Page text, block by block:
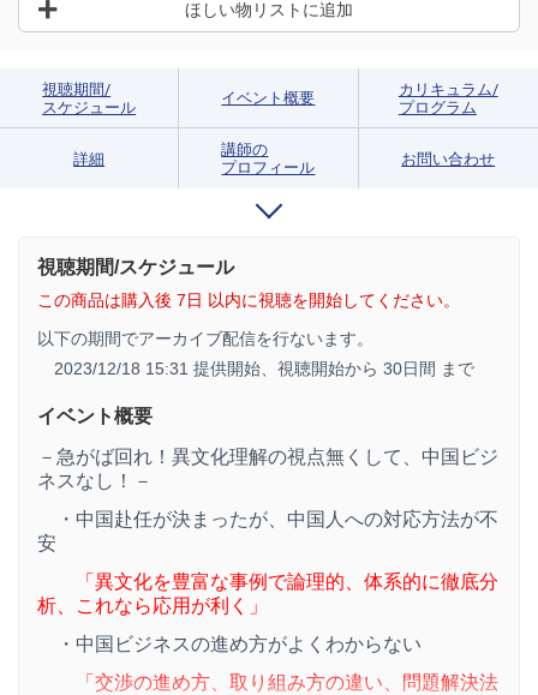
ほしい物リストに追加
視聴期間/
スケジュール
イベント概要
カリキュラム/
プログラム
詳細
講師の
プロフィール
お問い合わせ
視聴期間/スケジュール
この商品は購入後 7日 以内に視聴を開始してください。
以下の期間でアーカイブ配信を行ないます。
2023/12/18 15:31 提供開始、 視聴開始から 30日間 まで
イベント概要
－急がば回れ！異文化理解の視点無くして、中国ビジ
ネスなし！－
・中国赴任が決まったが、中国人への対応方法が不
安
「異文化を豊富な事例で論理的、体系的に徹底分
析、これなら応用が利く」
・中国ビジネスの進め方がよくわからない
「交渉の進め方、取り組み方の違い、問題解決法